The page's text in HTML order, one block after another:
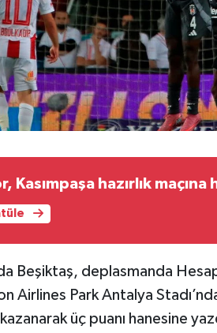
Kasımpaşa hazırlık maçına
Beşiktaş, deplasmanda
Airlines Park Antalya
üç puanı hanesine